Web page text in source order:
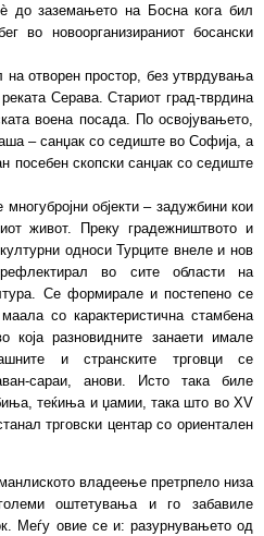
до заземањето на Босна кога бил
во новоорганизираниот босански
на отворен простор, без утврдувања
Серава. Стариот град-тврдина
воена посада. По освојувањето,
– санџак со седиште во Софија, а
посебен скопски санџак со седиште
објекти – задужбини кои
живот. Преку градежништвото и
односи Турците внеле и нов
во сите области на
Се формирале и постепено се
со карактеристична стамбена
која разновидните занаети имале
и странските трговци се
сараи, анови. Исто така биле
теќиња и џамии, така што во XV
трговски центар со ориентален
владеење претрпело низа
оштетувања и го забавиле
Меѓу овие се и: разурнувањето од